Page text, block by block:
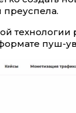
преуспела.
пуш-